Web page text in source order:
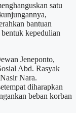
satu
bantuan
kepedulian
Jeneponto,
Abd. Rasyak
Nara.
diharapkan
beban korban